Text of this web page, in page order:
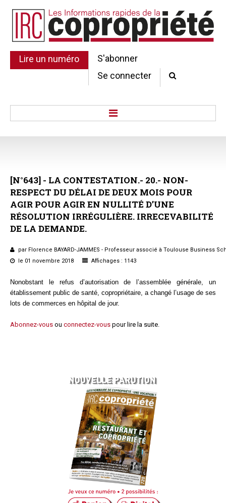
Lire un numéro
S'abonner
Se connecter
Au Parlement
Gestion et maintenance
Pratique de la copro.
Jurisprudence
Études juridiques
Copro. en difficulté
Formez-vous !
Parole d'experts*
[N°643] - LA CONTESTATION.- 20.- NON-
RESPECT DU DÉLAI DE DEUX MOIS POUR
AGIR POUR AGIREN NULLITÉ D’UNE
RÉSOLUTION IRRÉGULIÈRE. IRRECEVABILITÉ
DE LA DEMANDE.
par Florence BAYARD-JAMMES - Professeur associé à Toulouse Business
le 01 novembre 2018
Affichages : 1143
Nonobstant le refus d’autorisation de l’assemblée générale, un
établissement public de santé, copropriétaire, a changé l’usage de ses
lots de commerces en hôpital de jour.
Abonnez-vous ou connectez-vous pour lire la suite.